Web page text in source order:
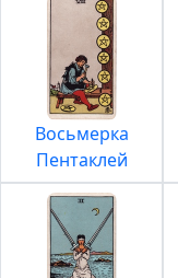
Восьмерка
Пентаклей